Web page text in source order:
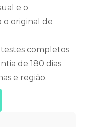
e o
original de
completos
de 180 dias
e região.